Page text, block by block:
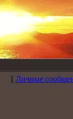
[ Личные